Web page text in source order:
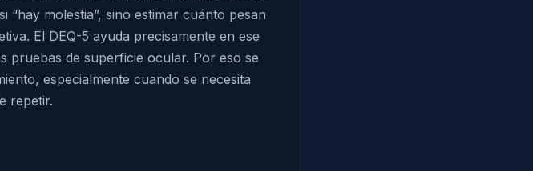
molestia”, sino estimar cuánto pesan
El DEQ-5 ayuda precisamente en ese
pruebas de superficie ocular. Por eso se
especialmente cuando se necesita
repetir.